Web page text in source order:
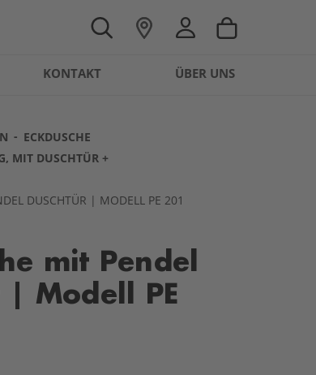
KONTAKT ÜBER UNS
ECKDUSCHE
MIT DUSCHTÜR +
DUSCHTÜR | MODELL PE 201
mit Pendel
| Modell PE